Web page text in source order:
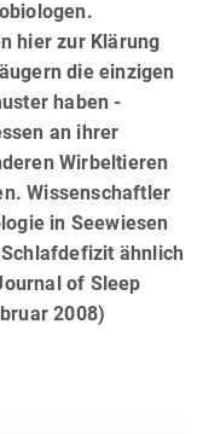
hier zur Klärung
die einzigen
haben -
an ihrer
Wirbeltieren
Wissenschaftler
in Seewiesen
ähnlich
of Sleep
2008)